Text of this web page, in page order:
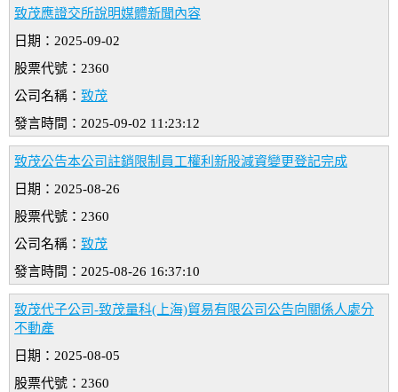
致茂應證交所說明媒體新聞內容
日期：2025-09-02
股票代號：2360
公司名稱： 致茂
發言時間：2025-09-02 11:23:12
致茂公告本公司註銷限制員工權利新股減資變更登記完成
日期：2025-08-26
股票代號：2360
公司名稱： 致茂
發言時間：2025-08-26 16:37:10
致茂代子公司-致茂量科(上海)貿易有限公司公告向關係人處分
不動產
日期：2025-08-05
股票代號：2360